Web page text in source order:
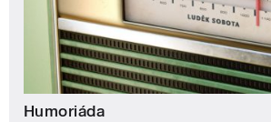
Humoriáda